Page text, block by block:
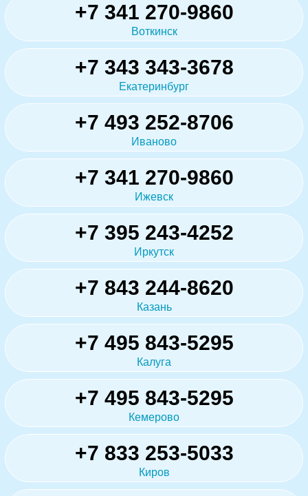
+7 341 270-9860
Воткинск
+7 343 343-3678
Екатеринбург
+7 493 252-8706
Иваново
+7 341 270-9860
Ижевск
+7 395 243-4252
Иркутск
+7 843 244-8620
Казань
+7 495 843-5295
Калуга
+7 495 843-5295
Кемерово
+7 833 253-5033
Киров